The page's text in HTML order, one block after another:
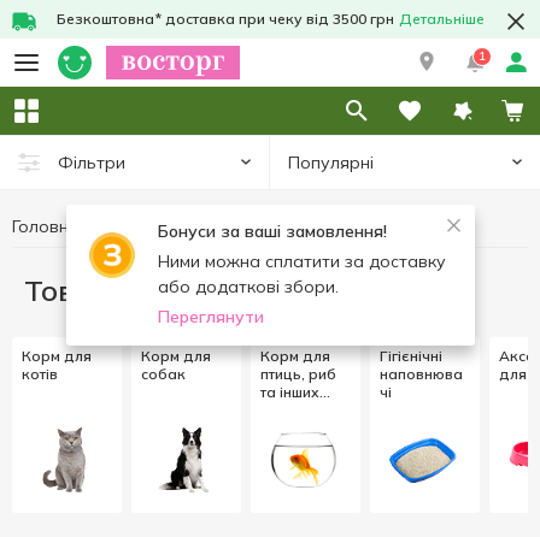
Безкоштовна* доставка при чеку від 3500 грн Детальніше
1
Фільтри Популярні
Бонуси за ваші замовлення!
Ними можна сплатити за доставку
або додаткові збори.
Переглянути
Головна Товари для тварин
Товари для тварин
Корм для
котів
Корм для
собак
Корм для
птиць, риб
та інших
Гігієнічні
наповнюва
чі
для